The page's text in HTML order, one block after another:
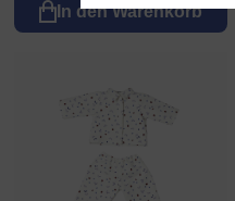
In den Warenkorb